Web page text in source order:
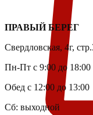
ПРАВЫЙ БЕРЕГ
Свердловская, 4г,
Пн-Пт с 9:00 до 18:00
Обед с 12:00 до 13:00
Сб: выходной